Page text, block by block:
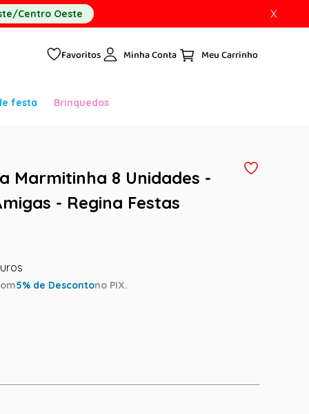
Centro Oeste X
Favoritos Minha Conta
festa Brinquedos
Marmitinha 8 Unidades -
- Regina Festas
5% de Descontono PIX.